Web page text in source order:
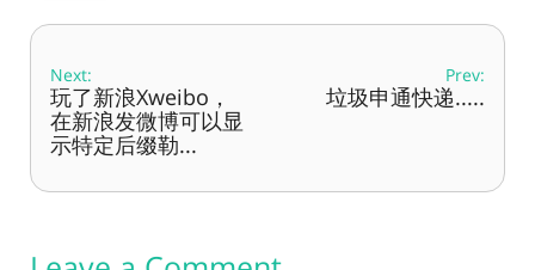
Next:
玩了新浪Xweibo，
在新浪发微博可以显
示特定后缀勒...
Prev:
垃圾申通快递.....